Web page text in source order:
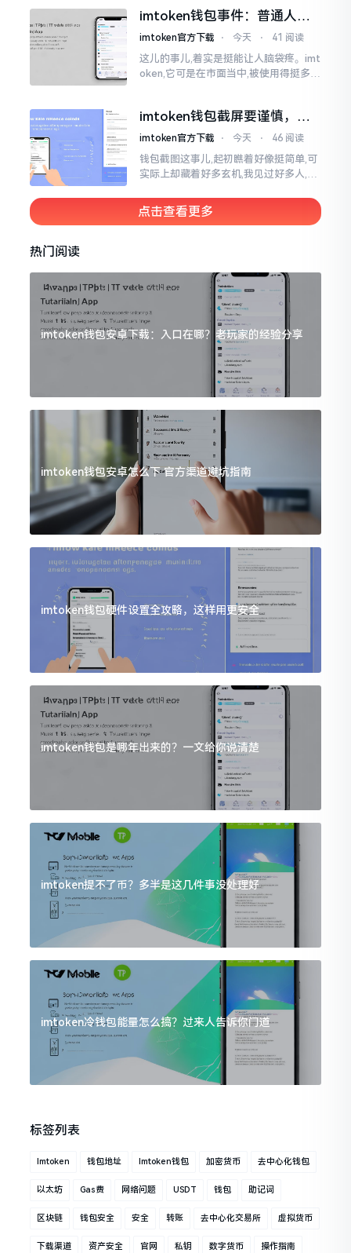
急得连连跺脚。实际上讲
imtoken钱包事件：普通人该
咋办？
imtoken官方下载 ⋅ 今天 ⋅ 41 阅读
这儿的事儿,着实是挺能让人脑袋疼。imt
oken,它可是在市面当中,被使用得挺多的
imtoken钱包截屏要谨慎，别
把隐私当儿戏
imtoken官方下载 ⋅ 今天 ⋅ 46 阅读
钱包截图这事儿,起初瞧着好像挺简单,可
实际上却藏着好多玄机,我见过好多人,总
者群聊里,结果账号被盗,资产也没了,要晓
得
点击查看更多
热门阅读
imtoken钱包安卓下载：入口在哪？老玩家的经验分享
imtoken钱包安卓怎么下 官方渠道避坑指南
imtoken钱包硬件设置全攻略，这样用更安全
imtoken钱包是哪年出来的？一文给你说清楚
imtoken提不了币？多半是这几件事没处理好
imtoken冷钱包能量怎么搞？过来人告诉你门道
标签列表
Imtoken 钱包地址 Imtoken钱包 加密货币 去中心化钱包
以太坊 Gas费 网络问题 USDT 钱包 助记词
区块链 钱包安全 安全 转账 去中心化交易所 虚拟货币
下载渠道 资产安全 官网 私钥 数字货币 操作指南